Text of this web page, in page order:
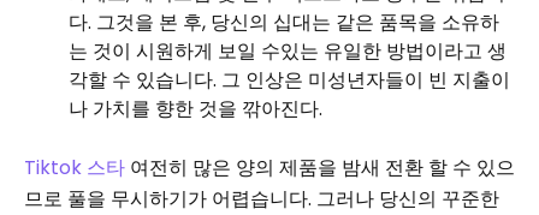
다. 그것을 본 후, 당신의 십대는 같은 품목을 소유하
는 것이 시원하게 보일 수있는 유일한 방법이라고 생
각할 수 있습니다. 그 인상은 미성년자들이 빈 지출이
나 가치를 향한 것을 깎아진다.
Tiktok 스타 여전히 많은 양의 제품을 밤새 전환 할 수 있으
므로 풀을 무시하기가 어렵습니다. 그러나 당신의 꾸준한